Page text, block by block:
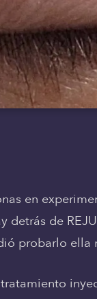
en
detrás de
probarlo ella